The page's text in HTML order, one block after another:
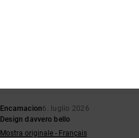
Encarnacion6. luglio 2026
Design davvero bello
Mostra originale - Français